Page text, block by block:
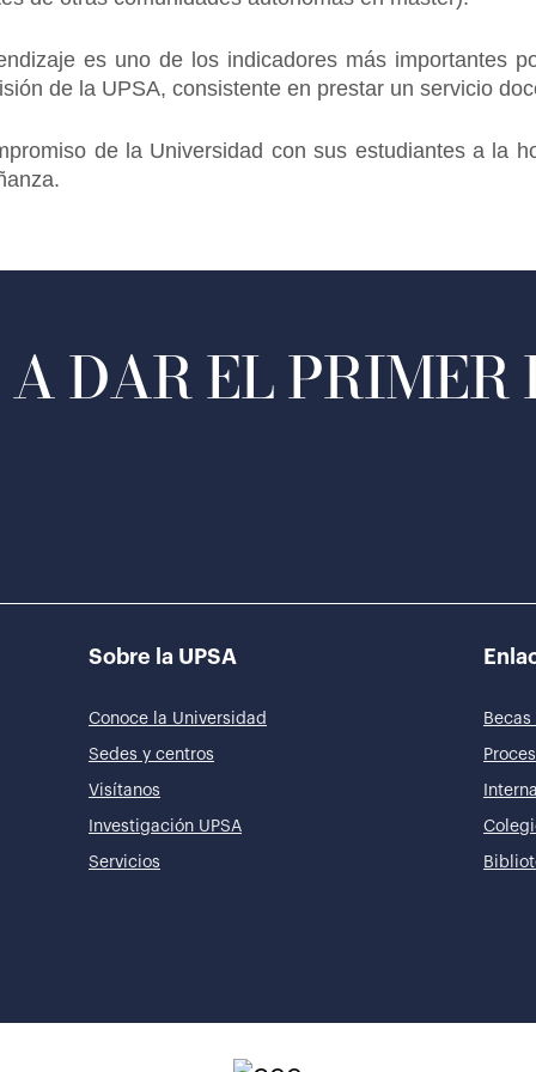
es uno de los indicadores más importantes
de la UPSA, consistente en prestar un servicio
de la Universidad con sus estudiantes a la
DAR EL PRIMER
Sobre la UPSA
Conoce la Universidad
Sedes y centros
Visítanos
Investigación UPSA
Servicios